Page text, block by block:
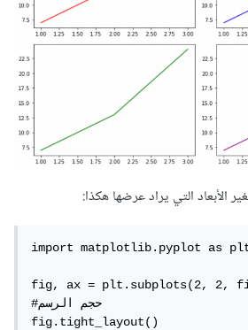
الأبعاد التي يراد عرضها هكذا:
import matplotlib.pyplot as
fig, ax = plt.subplots(2, 2,
#حجم الرسم
fig.tight_layout()